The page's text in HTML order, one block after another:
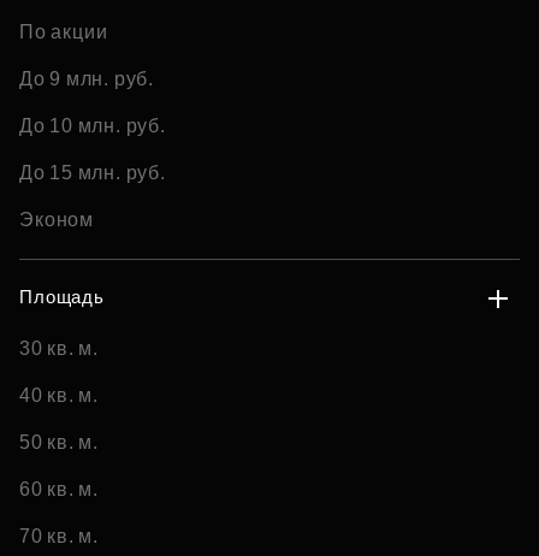
По акции
До 9 млн. руб.
До 10 млн. руб.
До 15 млн. руб.
Эконом
Площадь
30 кв. м.
40 кв. м.
50 кв. м.
60 кв. м.
70 кв. м.